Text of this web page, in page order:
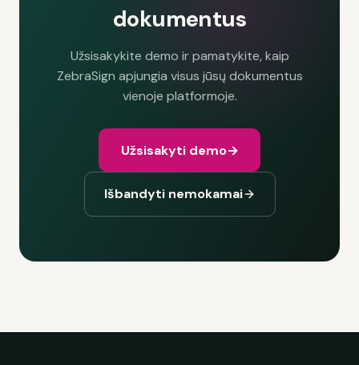
dokumentus
Užsisakykite demo ir pamatykite, kaip
ZebraSign apjungia visus jūsų dokumentus
vienoje platformoje.
Užsisakyti demo→
Išbandyti nemokamai